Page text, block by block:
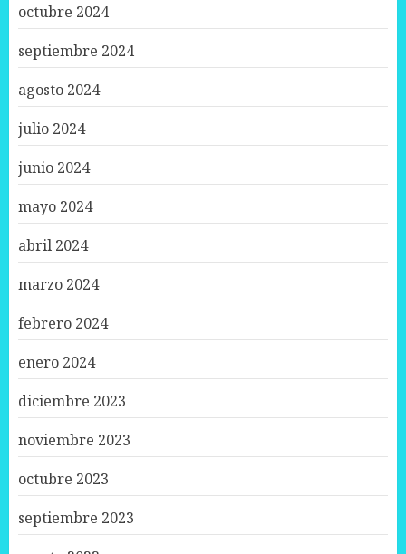
octubre 2024
septiembre 2024
agosto 2024
julio 2024
junio 2024
mayo 2024
abril 2024
marzo 2024
febrero 2024
enero 2024
diciembre 2023
noviembre 2023
octubre 2023
septiembre 2023